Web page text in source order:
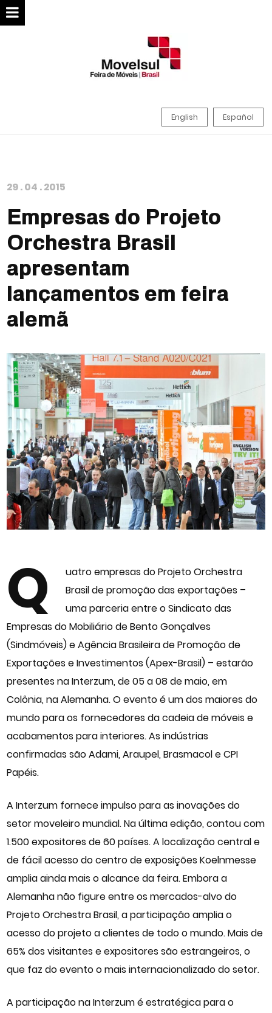
English Español
29.04 .2015
Empresas do Projeto
Orchestra Brasil
apresentam
lançamentos em feira
alemã
Q
uatro empresas do Projeto Orchestra
Brasil de promoção das exportações –
uma parceria entre o Sindicato das
Empresas do Mobiliário de Bento Gonçalves
(Sindmóveis) e Agência Brasileira de Promoção de
Exportações e Investimentos (Apex-Brasil) – estarão
presentes na Interzum, de 05 a 08 de maio, em
Colônia, na Alemanha. O evento é um dos maiores do
mundo para os fornecedores da cadeia de móveis e
acabamentos para interiores. As indústrias
confirmadas são Adami, Araupel, Brasmacol e CPI
Papéis.
A Interzum fornece impulso para as inovações do
setor moveleiro mundial. Na última edição, contou com
1.500 expositores de 60 países. A localização central e
de fácil acesso do centro de exposições Koelnmesse
amplia ainda mais o alcance da feira. Embora a
Alemanha não figure entre os mercados-alvo do
Projeto Orchestra Brasil, a participação amplia o
acesso do projeto a clientes de todo o mundo. Mais de
65% dos visitantes e expositores são estrangeiros, o
que faz do evento o mais internacionalizado do setor.
A participação na Interzum é estratégica para o